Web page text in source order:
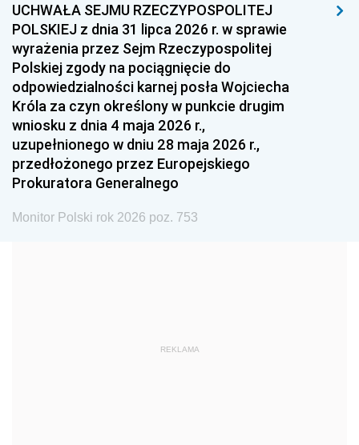
1996 1995 1994
1993 1992 1991
1990 1989
1987 1986 1985
1984 1983
1981 1980 1979
1978 1977
1975 1974
1959
UCHWAŁA SEJMU RZECZYPOSPOLITEJ
POLSKIEJ z dnia 31 lipca 2026 r. w sprawie
wyrażenia przez Sejm Rzeczypospolitej
Polskiej zgody na pociągnięcie do
odpowiedzialności karnej posła Wojciecha
Króla za czyn określony w punkcie drugim
wniosku z dnia 4 maja 2026 r.,
uzupełnionego w dniu 28 maja 2026 r.,
przedłożonego przez Europejskiego
Prokuratora Generalnego
Monitor Polski rok 2026 poz. 753
REKLAMA